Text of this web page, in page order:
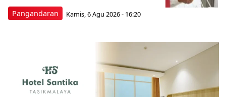
Pangandaran Kamis, 6 Agu 2026 - 16:20